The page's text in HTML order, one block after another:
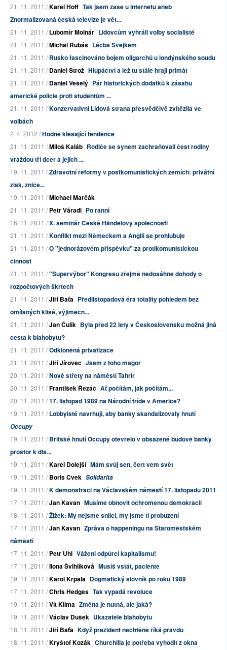
21. 11. 2011 /Karel Hoff Tak jsem zase u internetu aneb
Znormalizovaná česká televize je vět...
21. 11. 2011 /Lubomír Molnár Lidovcům vyhráli volby socialisté
21. 11. 2011 /Michal Rubáš Léčba Švejkem
21. 11. 2011 /Rusko fascinováno bojem oligarchů u londýnského soudu
21. 11. 2011 /Daniel Strož Hlupáctví a lež tu stále hrají primát
21. 11. 2011 /Daniel Veselý Pár historických dodatků k zásahu
americké policie proti studentům ...
21. 11. 2011 /Konzervativní Lidová strana přesvědčivě zvítězila ve
volbách
2. 4. 2012 /Hodně klesající tendence
21. 11. 2011 /Miloš Kaláb Rodiče se synem zachraňovali čest rodiny
vraždou tří dcer a jejich ...
19. 11. 2011 /Zdravotní reformy v postkomunistických zemích: privátní
zisk, zniče...
19. 11. 2011 /Michael Marčák
21. 11. 2011 /Petr Váradi Po ranní
16. 11. 2011 /X. seminář České Händelovy společnosti
21. 11. 2011 /Konflikt mezi Německem a Anglií se prohlubuje
21. 11. 2011 /O "jednorázovém příspěvku" za protikomunistickou
činnost
21. 11. 2011 /"Supervýbor" Kongresu zřejmě nedosáhne dohody o
rozpočtových škrtech
21. 11. 2011 /Jiří Baťa Předlistopadová éra totality pohledem bez
omílaných klišé, výjimečn...
21. 11. 2011 /Jan Čulík Byla před 22 lety v Československu možná jiná
cesta k blahobytu?
21. 11. 2011 /Odkloněná privatizace
21. 11. 2011 /Jiří Jírovec Jsem z toho magor
20. 11. 2011 /Nové střety na náměstí Tahrír
20. 11. 2011 /František Řezáč Ať počítám, jak počítám...
20. 11. 2011 /17. listopad 1989 na Národní třídě v Americe?
19. 11. 2011 /Lobbyisté navrhují, aby banky skandalizovaly hnutí
Occupy
19. 11. 2011 /Britské hnutí Occupy otevřelo v obsazené budově banky
prostor k dis...
19. 11. 2011 /Karel Dolejší Mám svůj sen, čert vem svět
19. 11. 2011 /Boris Cvek Solidarita
19. 11. 2011 /K demonstraci na Václavském náměstí 17. listopadu 2011
17. 11. 2011 /Jan Kavan Musíme obnovit ochromenou demokracii
18. 11. 2011 /Žižek: My nejsme snílci, my jsme ti probuzení
17. 11. 2011 /Jan Kavan Zpráva o happeningu na Staroměstském
náměstí
17. 11. 2011 /Petr Uhl Vážení odpůrci kapitalismu!
17. 11. 2011 /Ilona Švihlíková Musíš vstát, paciente
19. 11. 2011 /Karol Krpala Dogmatický slovník po roku 1989
17. 11. 2011 /Chris Hedges Tak vypadá revoluce
19. 11. 2011 /Vít Klíma Změna je nutná, ale jaká?
19. 11. 2011 /Václav Dušek Ukazatele blahobytu
18. 11. 2011 /Jiří Baťa Když prezident nechtěně říká pravdu
18. 11. 2011 /Kryštof Kozák Churchilla je potřeba vyhodit z okna